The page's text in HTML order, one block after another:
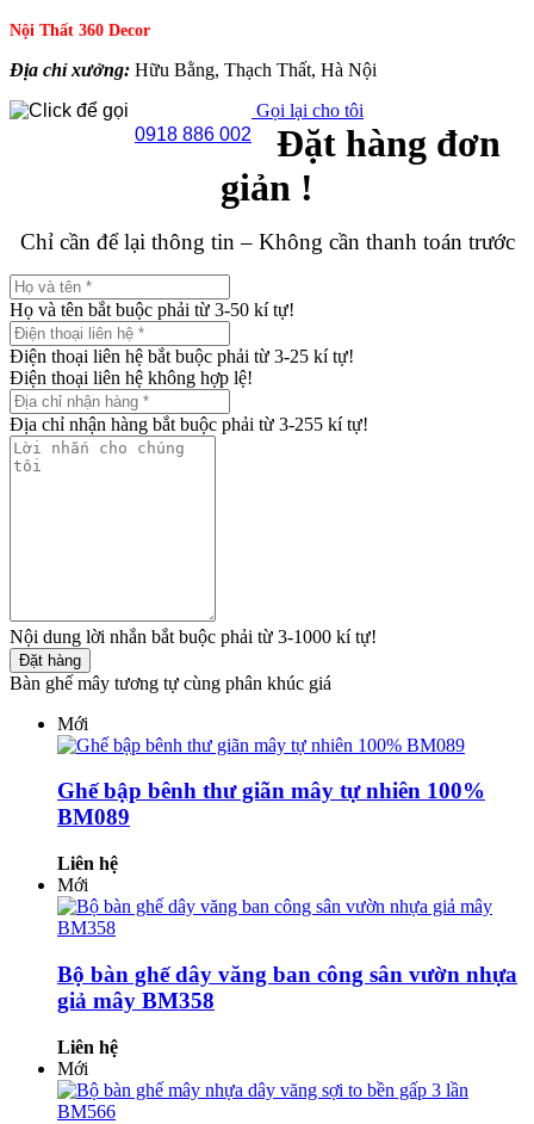
Nội Thất 360 Decor
Địa chỉ xưởng: Hữu Bằng, Thạch Thất, Hà Nội
0918 886 002
Gọi lại cho tôi
Đặt hàng đơn
giản !
Chỉ cần để lại thông tin – Không cần thanh toán trước
Họ và tên bắt buộc phải từ 3-50 kí tự!
Điện thoại liên hệ bắt buộc phải từ 3-25 kí tự!
Điện thoại liên hệ không hợp lệ!
Địa chỉ nhận hàng bắt buộc phải từ 3-255 kí tự!
Nội dung lời nhắn bắt buộc phải từ 3-1000 kí tự!
Đặt hàng
Bàn ghế mây tương tự cùng phân khúc giá
Mới
Ghế bập bênh thư giãn mây tự nhiên 100%
BM089
Liên hệ
Mới
Bộ bàn ghế dây văng ban công sân vườn nhựa
giả mây BM358
Liên hệ
Mới